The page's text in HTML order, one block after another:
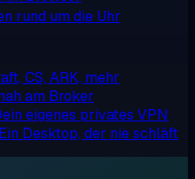
rund um die Uhr
CS, ARK, mehr
am Broker
eigenes privates VPN
Ein Desktop, der nie schläft